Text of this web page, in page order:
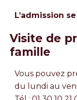
L’admission
Visite de
famille
Vous pouvez
du lundi au